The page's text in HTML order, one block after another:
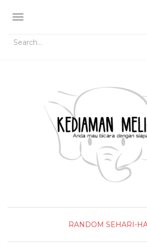
TOGGLE NAVIGATION
Search for:
RANDOM SEHARI-